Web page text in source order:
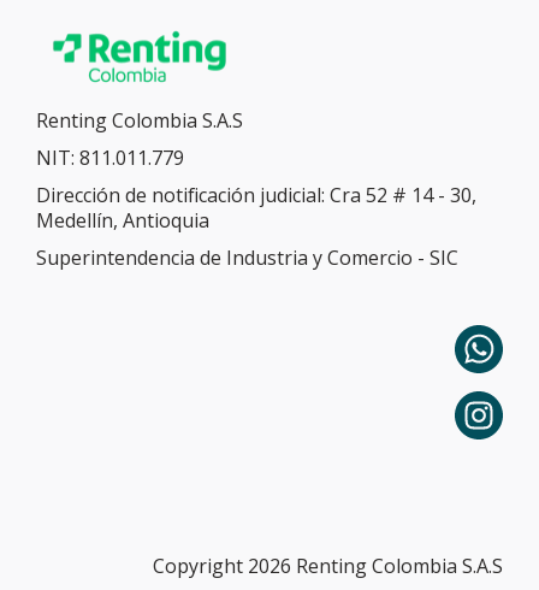
Renting Colombia S.A.S
NIT: 811.011.779
Dirección de notificación judicial: Cra 52 # 14 - 30,
Medellín, Antioquia
Superintendencia de Industria y Comercio - SIC
Copyright 2026 Renting Colombia S.A.S